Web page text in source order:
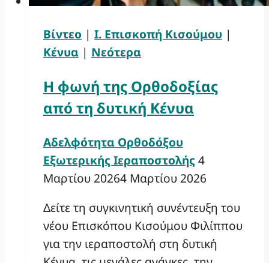
Βίντεο | Ι. Επισκοπή Κισούμου |
Κένυα | Νεότερα
Η φωνή της Ορθοδοξίας
από τη δυτική Κένυα
Αδελφότητα Ορθοδόξου
Εξωτερικής Ιεραποστολής 4
Μαρτίου 20264 Μαρτίου 2026
Δείτε τη συγκινητική συνέντευξη του
νέου Επισκόπου Κισούμου Φιλίππου
για την ιεραποστολή στη δυτική